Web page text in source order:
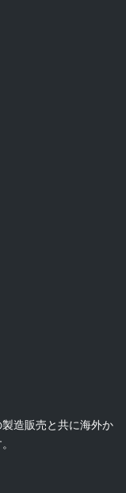
造販売と共に海外か